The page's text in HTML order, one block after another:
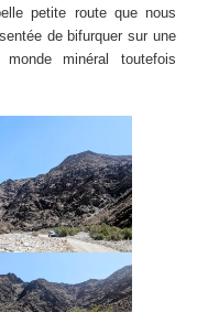
petite route que nous
de bifurquer sur une
minéral toutefois